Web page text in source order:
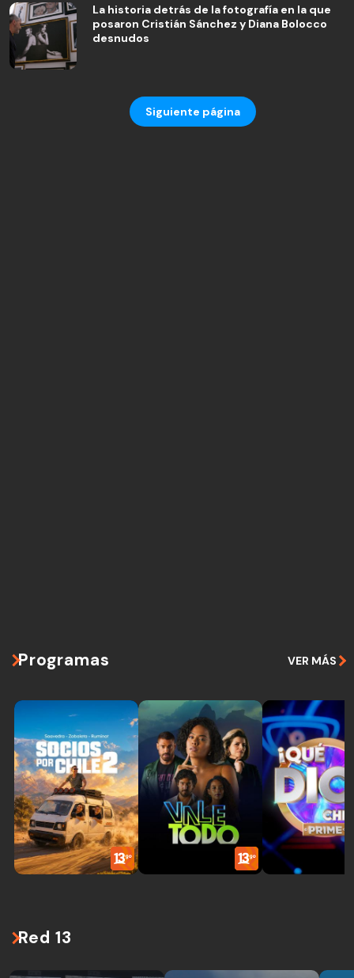
La historia detrás de la fotografía en la que
posaron Cristián Sánchez y Diana Bolocco
desnudos
Siguiente página
Programas VER MÁS
Red 13